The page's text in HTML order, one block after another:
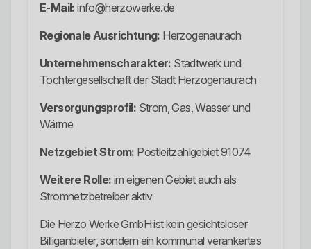
E-Mail: info@herzowerke.de
Regionale Ausrichtung: Herzogenaurach
Unternehmenscharakter: Stadtwerk und
Tochtergesellschaft der Stadt Herzogenaurach
Versorgungsprofil: Strom, Gas, Wasser und
Wärme
Netzgebiet Strom: Postleitzahlgebiet 91074
Weitere Rolle: im eigenen Gebiet auch als
Stromnetzbetreiber aktiv
Die Herzo Werke GmbH ist kein gesichtsloser
Billiganbieter, sondern ein kommunal verankertes